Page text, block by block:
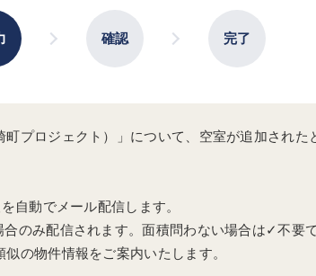
確認 完了
町プロジェクト）」について、空室が追加された
自動でメール配信します。
のみ配信されます。面積問わない場合は✓不要で
の物件情報をご案内いたします。